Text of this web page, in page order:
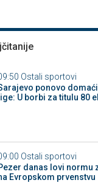
Ostali sportovi
ponovo
U borbi za titulu 80
Ostali sportovi
danas lovi normu
Evropskom prvenstvu